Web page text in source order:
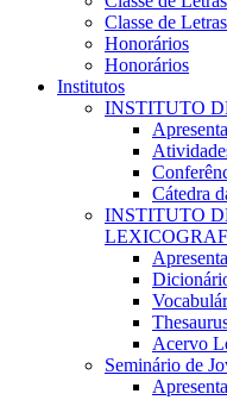
Classe de Letras
Honorários
Honorários
Institutos
INSTITUTO
Cátedra
INSTITUTO
Acervo
Seminário de